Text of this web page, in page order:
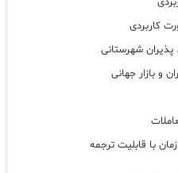
کاربردی
شهرستانی
و بازار جهانی
با قابلیت ترجمه